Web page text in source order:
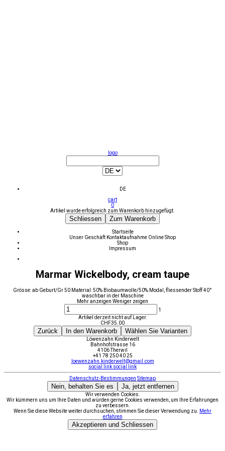
logo
DE
cart
0
Artikel wurde erfolgreich zum Warenkorb hinzugefügt.
Schliessen Zum Warenkorb
Startseite
Unser Geschäft Kontaktaufnahme Online Shop
Shop
Impressum
Marmar Wickelbody, cream taupe
Grösse: ab Geburt/Gr 50 Material: 50% Biobaumwolle/50% Modal, fliessender Stoff 40°
waschbar in der Maschine
Mehr anzeigen Weniger zeigen
1
Artikel derzeit nicht auf Lager.
CHF35.00
Zurück In den Warenkorb Wählen Sie Varianten
Löwenzahn Kinderwelt
Bahnhofstrasse 16
4106 Therwil
+41 78 250 40 25
loewenzahn.kinderwelt@gmail.com
social link social link
Datenschutz-Bestimmungen Sitemap
Nein, behalten Sie es Ja, jetzt entfernen
Wir verwenden Cookies.
Wir kümmern uns um Ihre Daten und würden gerne Cookies verwenden, um Ihre Erfahrungen
zu verbessern.
Wenn Sie diese Website weiter durchsuchen, stimmen Sie dieser Verwendung zu.
Mehr
erfahren
Akzeptieren und Schliessen